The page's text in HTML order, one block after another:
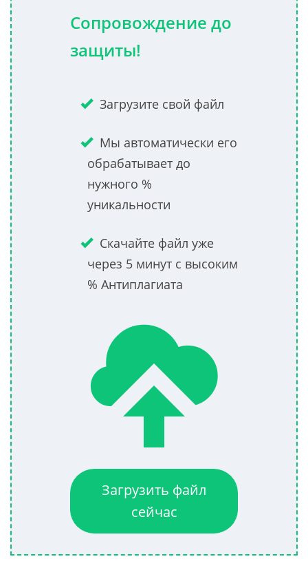
Сопровождение до
защиты!
Загрузите свой файл
Мы автоматически его
обрабатывает до
нужного %
уникальности
Скачайте файл уже
через 5 минут с высоким
% Антиплагиата
Загрузить файл
сейчас